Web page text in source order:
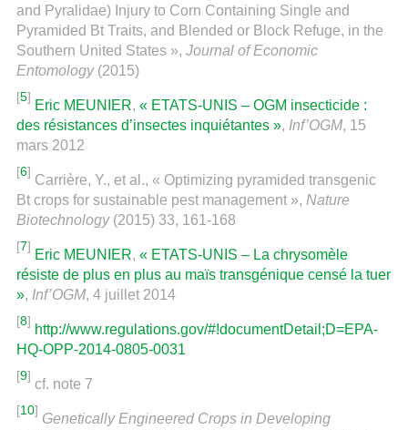
and Pyralidae) Injury to Corn Containing Single and
Pyramided Bt Traits, and Blended or Block Refuge, in the
Southern United States », Journal of Economic
Entomology(2015)
[5]
Eric MEUNIER, « ETATS-UNIS – OGM insecticide :
des résistances d’insectes inquiétantes », Inf’OGM, 15
mars 2012
[6]
Carrière, Y., et al., « Optimizing pyramided transgenic
Bt crops for sustainable pest management », Nature
Biotechnology(2015) 33, 161-168
[7]
Eric MEUNIER, « ETATS-UNIS – La chrysomèle
résiste de plus en plus au maïs transgénique censé la tuer
», Inf’OGM, 4 juillet 2014
[8]
http://www.regulations.gov/#!documentDetail;D=EPA-
HQ-OPP-2014-0805-0031
[9]
cf. note 7
[10]
Genetically Engineered Crops in Developing